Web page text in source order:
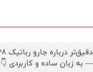
به زبان ساده و کاربردی 👇